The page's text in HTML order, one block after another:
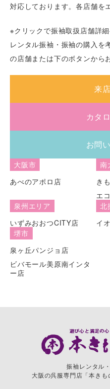
対応しております。各店舗を
※クリックで振袖取扱店舗詳細
レンタル振袖・振袖の購入を
の店舗または下のボタンから
来
カタ
お問
大阪市
あべのアポロ店
南
き
エ
泉州エリア
いずみおおつCITY店
北
イ
堺市
泉ヶ丘パンジョ店
ビバモール美原南インタ
ー店
振袖レンタル
大阪の呉服専門店「本きも